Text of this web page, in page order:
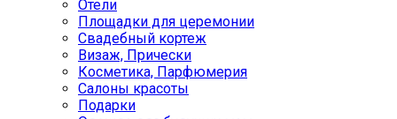
Отели
Площадки для церемонии
Свадебный кортеж
Визаж, Прически
Косметика, Парфюмерия
Салоны красоты
Подарки